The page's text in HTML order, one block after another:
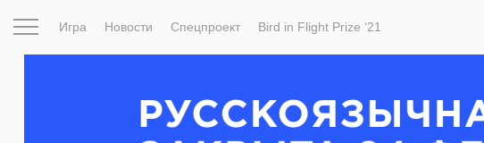
Игра Новости Спецпроект Bird in Flight Prize ‘21